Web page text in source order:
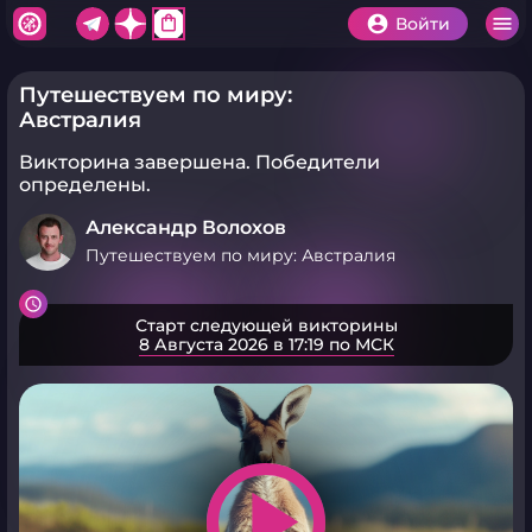
shopping_bag Войти
Путешествуем по миру:
Австралия
Викторина завершена. Победители
определены.
Александр Волохов
Путешествуем по миру: Австралия
Старт следующей викторины
8 Августа 2026 в 17:19 по МСК